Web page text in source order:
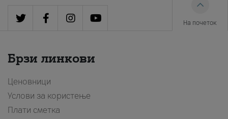
На почеток
Брзи линкови
Ценовници
Услови за користење
Плати сметка